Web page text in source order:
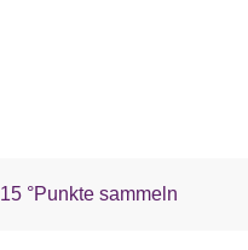
15 °Punkte sammeln